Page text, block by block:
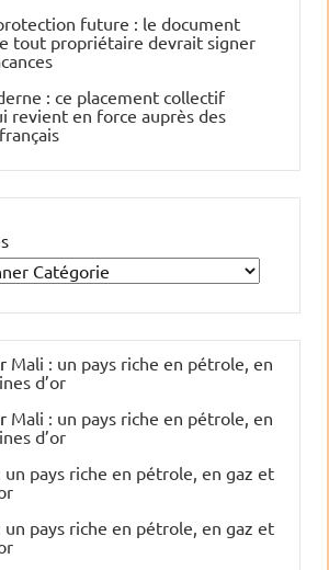
future : le document
tout propriétaire devrait signer
: ce placement collectif
revient en force auprès des
Mali : un pays riche en pétrole, en
d’or
Mali : un pays riche en pétrole, en
d’or
un pays riche en pétrole, en gaz et
un pays riche en pétrole, en gaz et